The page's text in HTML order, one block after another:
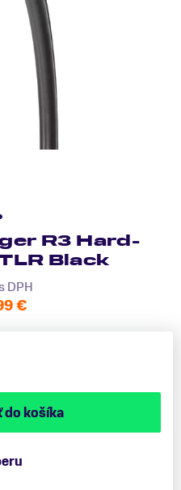
R3 Hard-
Black
DPH
€
do košíka